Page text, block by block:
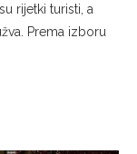
rijetki turisti, a
Prema izboru